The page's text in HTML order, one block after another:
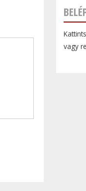
vagy